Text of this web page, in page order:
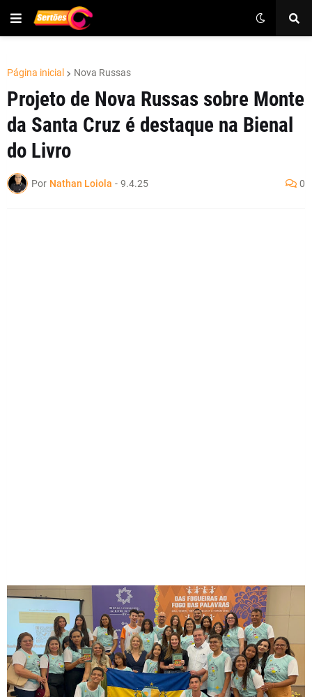
Página inicial Nova Russas
Projeto de Nova Russas sobre Monte
da Santa Cruz é destaque na Bienal
do Livro
Por Nathan Loiola - 9.4.25 0